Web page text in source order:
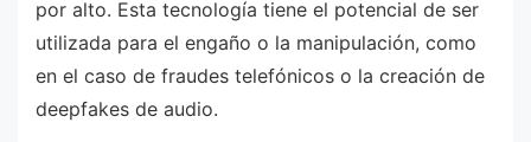
por alto. Esta tecnología tiene el potencial de ser
utilizada para el engaño o la manipulación, como
en el caso de fraudes telefónicos o la creación de
deepfakes de audio.